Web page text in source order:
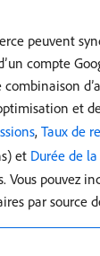
peuvent
compte
et
, Taux de
et Durée de la
pouvez
par source